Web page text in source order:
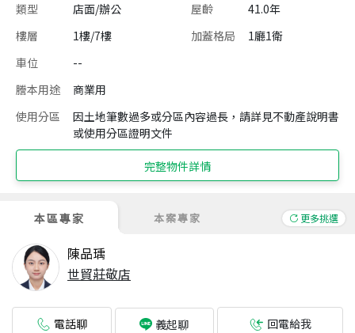
類型 店面/辦公 屋齡
41.0年
樓層
1樓/7樓 加蓋格局
1廳1衛
車位
--
謄本用途
商業用
使用分區
因土地筆數過多或分區內容過長，請詳見不動產說明書
或使用分區證明文件
完整物件詳情
本區專家 本案專家 更多挑選
陳品瑀
世貿莊敬店
電話聊 義起聊 回電給我